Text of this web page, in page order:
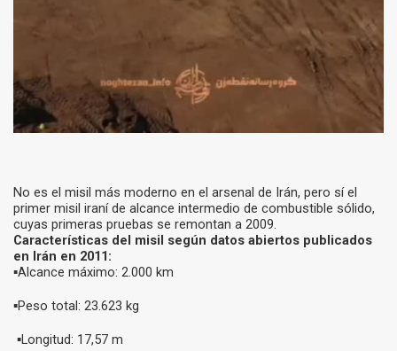
No es el misil más moderno en el arsenal de Irán, pero sí el
primer misil iraní de alcance intermedio de combustible sólido,
cuyas primeras pruebas se remontan a 2009.
Características del misil según datos abiertos publicados
en Irán en 2011:
▪️Alcance máximo: 2.000 km
▪️Peso total: 23.623 kg
▪️Longitud: 17,57 m